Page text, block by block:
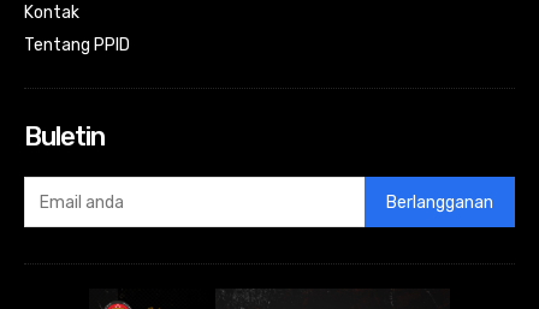
Kontak
Tentang PPID
Buletin
Berlangganan